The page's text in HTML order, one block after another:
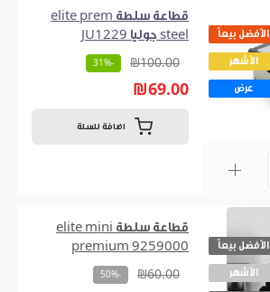
الأفضل بيعاً
الأشهر
عرض
قطاعة سلطة elite prem
steel جوليا JU1229
₪100.00
-31%
₪69.00
اضافة للسلة
الأفضل بيعاً
الأشهر
قطاعة سلطة elite mini
premium 9259000
₪60.00
-50%